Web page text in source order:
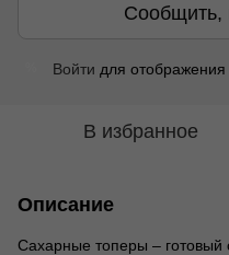
Сообщить,
Войти для отображения
В избранное
Описание
Сахарные топеры –